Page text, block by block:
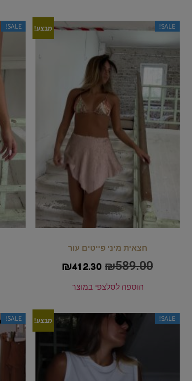
מבצע! SALE!
חצאית מיני פייטים עור
₪589.00
₪412.30
הוספה לסלצפי במוצר
SALE!
מבצע! SALE!
SALE!